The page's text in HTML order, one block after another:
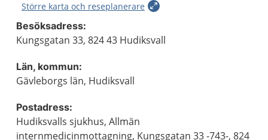
Större karta och reseplanerare
Besöksadress:
Kungsgatan 33, 824 43 Hudiksvall
Län, kommun:
Gävleborgs län, Hudiksvall
Postadress:
Hudiksvalls sjukhus, Allmän
internmedicinmottagning, Kungsgatan 33 -743-, 824